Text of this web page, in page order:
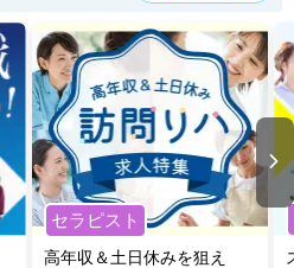
セラピスト
高年収＆土日休みを狙え